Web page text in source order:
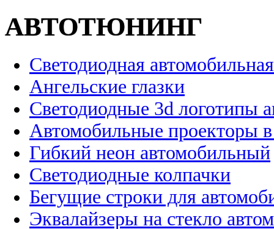
АВТОТЮНИНГ
Светодиодная
Ангельские глазки
Светодиодные 3d логотипы
Автомобильные проекторы
Гибкий неон автомобильный
Светодиодные колпачки
Бегущие строки для
Эквалайзеры на стекло